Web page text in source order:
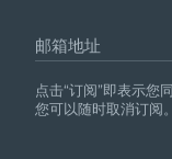
邮箱地址
点击“订阅”即表示您
您可以随时取消订阅。